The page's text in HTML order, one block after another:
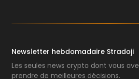
Newsletter hebdomadaire Stradoji
Les seules news crypto dont vous
prendre de meilleures décisions.